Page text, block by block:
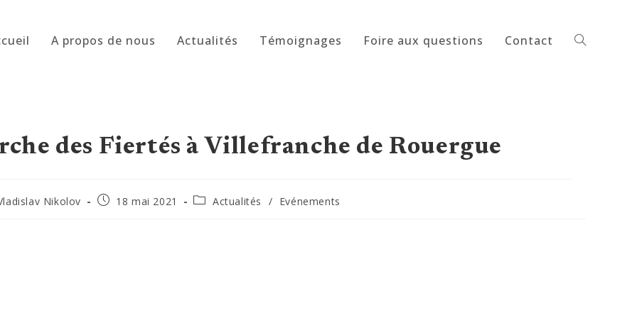
A propos de nous Actualités Témoignages Foire aux questions Contact Toggle
des Fiertés à Villefranche de Rouergue
autriceNikolov
Publication
18 mai 2021
PostActualités / Evénements